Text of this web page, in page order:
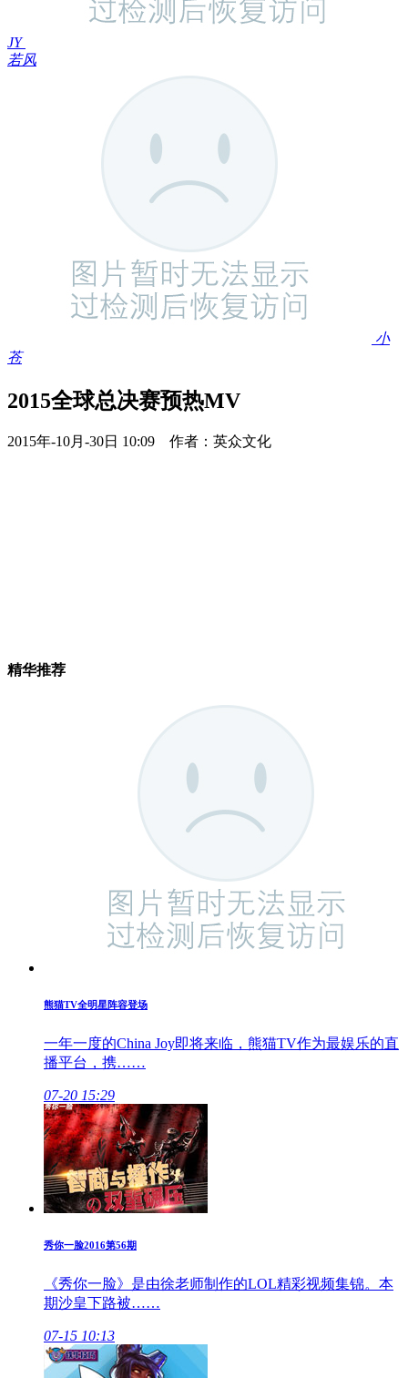
JY
若风
小
苍
2015全球总决赛预热MV
2015年-10月-30日 10:09 作者：英众文化
精华推荐
熊猫TV全明星阵容登场
一年一度的China Joy即将来临，熊猫TV作为最娱乐的直
播平台，携……
07-20 15:29
秀你一脸2016第56期
《秀你一脸》是由徐老师制作的LOL精彩视频集锦。本
期沙皇下路被……
07-15 10:13